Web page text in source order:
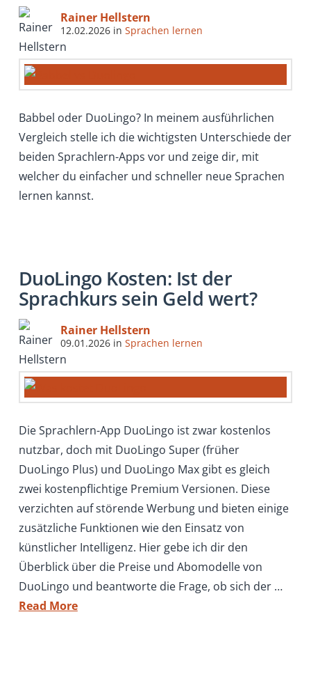
Rainer Hellstern
12.02.2026in Sprachen lernen
Babbel oder DuoLingo? In meinem ausführlichen
Vergleich stelle ich die wichtigsten Unterschiede der
beiden Sprachlern-Apps vor und zeige dir, mit
welcher du einfacher und schneller neue Sprachen
lernen kannst.
DuoLingo Kosten: Ist der
Sprachkurs sein Geld wert?
Rainer Hellstern
09.01.2026in Sprachen lernen
Die Sprachlern-App DuoLingo ist zwar kostenlos
nutzbar, doch mit DuoLingo Super (früher
DuoLingo Plus) und DuoLingo Max gibt es gleich
zwei kostenpflichtige Premium Versionen. Diese
verzichten auf störende Werbung und bieten einige
zusätzliche Funktionen wie den Einsatz von
künstlicher Intelligenz. Hier gebe ich dir den
Überblick über die Preise und Abomodelle von
DuoLingo und beantworte die Frage, ob sich der …
Read More